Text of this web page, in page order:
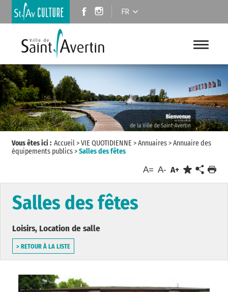
FR
Vous êtes ici : Accueil>VIE QUOTIDIENNE >Annuaires>Annuaire des
équipements publics>Salles des fêtes
A= A- A+
Salles des fêtes
Loisirs, Location de salle
> RETOUR À LA LISTE